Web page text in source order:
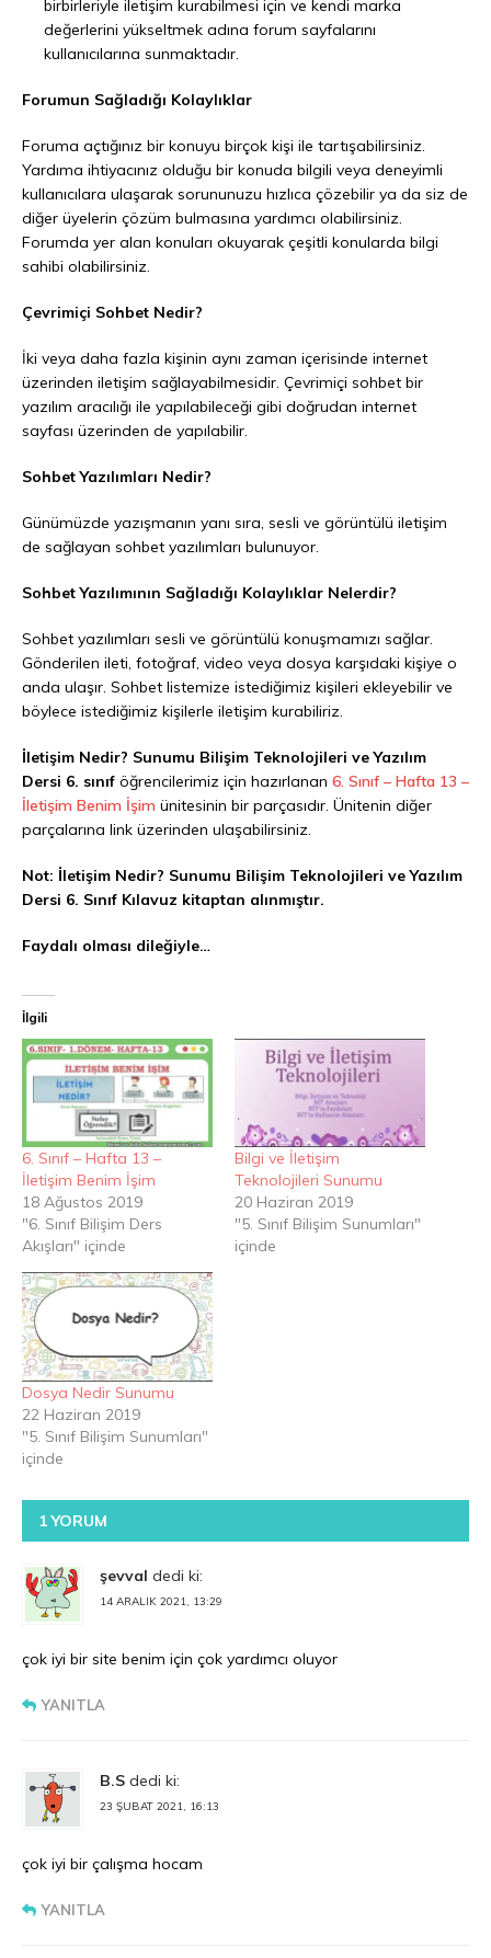
birbirleriyle iletişim kurabilmesi için ve kendi marka
değerlerini yükseltmek adına forum sayfalarını
kullanıcılarına sunmaktadır.
Forumun Sağladığı Kolaylıklar
Foruma açtığınız bir konuyu birçok kişi ile tartışabilirsiniz.
Yardıma ihtiyacınız olduğu bir konuda bilgili veya deneyimli
kullanıcılara ulaşarak sorununuzu hızlıca çözebilir ya da siz de
diğer üyelerin çözüm bulmasına yardımcı olabilirsiniz.
Forumda yer alan konuları okuyarak çeşitli konularda bilgi
sahibi olabilirsiniz.
Çevrimiçi Sohbet Nedir?
İki veya daha fazla kişinin aynı zaman içerisinde internet
üzerinden iletişim sağlayabilmesidir. Çevrimiçi sohbet bir
yazılım aracılığı ile yapılabileceği gibi doğrudan internet
sayfası üzerinden de yapılabilir.
Sohbet Yazılımları Nedir?
Günümüzde yazışmanın yanı sıra, sesli ve görüntülü iletişim
de sağlayan sohbet yazılımları bulunuyor.
Sohbet Yazılımının Sağladığı Kolaylıklar Nelerdir?
Sohbet yazılımları sesli ve görüntülü konuşmamızı sağlar.
Gönderilen ileti, fotoğraf, video veya dosya karşıdaki kişiye o
anda ulaşır. Sohbet listemize istediğimiz kişileri ekleyebilir ve
böylece istediğimiz kişilerle iletişim kurabiliriz.
İletişim Nedir? Sunumu Bilişim Teknolojileri ve Yazılım
Dersi 6. sınıf öğrencilerimiz için hazırlanan 6. Sınıf – Hafta 13 –
İletişim Benim İşim ünitesinin bir parçasıdır. Ünitenin diğer
parçalarına link üzerinden ulaşabilirsiniz.
Not: İletişim Nedir? Sunumu Bilişim Teknolojileri ve Yazılım
Dersi 6. Sınıf Kılavuz kitaptan alınmıştır.
Faydalı olması dileğiyle…
İlgili
6. Sınıf – Hafta 13 –
İletişim Benim İşim
18 Ağustos 2019
"6. Sınıf Bilişim Ders
Akışları" içinde
Bilgi ve İletişim
Teknolojileri Sunumu
20 Haziran 2019
"5. Sınıf Bilişim Sunumları"
içinde
Dosya Nedir Sunumu
22 Haziran 2019
"5. Sınıf Bilişim Sunumları"
içinde
1 YORUM
şevval dedi ki:
14 ARALIK 2021, 13:29
çok iyi bir site benim için çok yardımcı oluyor
YANITLA
B.S dedi ki:
23 ŞUBAT 2021, 16:13
çok iyi bir çalışma hocam
YANITLA